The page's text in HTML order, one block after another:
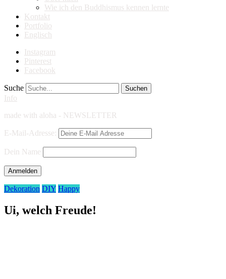
Wie ich den Buddhismus kennen lernte
Kontakt
Portfolio
Englisch
Instagram
Pinterest
Facebook
Suche
Info
made with aloha - NEWSLETTER
E-Mail-Adresse:
Dein Name
Dekoration DIY Happy
Ui, welch Freude!